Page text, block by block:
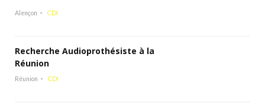
Alençon CDI
Recherche Audioprothésiste à la
Réunion
Réunion CDI